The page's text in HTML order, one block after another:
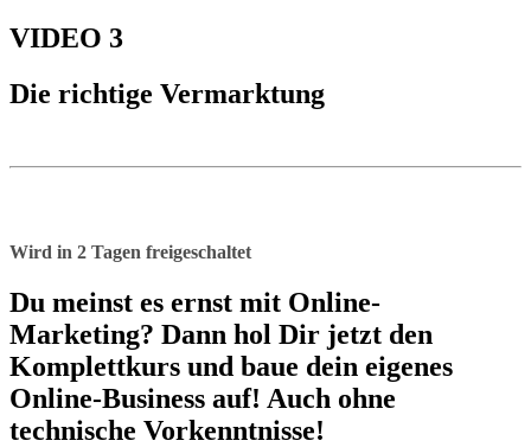
VIDEO 3
Die richtige Vermarktung
Wird in 2 Tagen freigeschaltet
Du meinst es ernst mit Online-
Marketing? Dann hol Dir jetzt den
Komplettkurs und baue dein eigenes
Online-Business auf! Auch ohne
technische Vorkenntnisse!